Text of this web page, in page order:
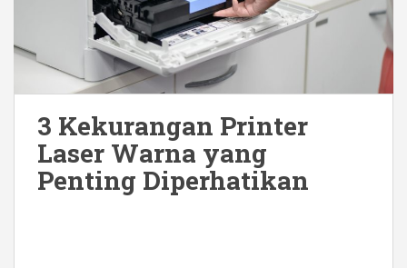
3 Kekurangan Printer
Laser Warna yang
Penting Diperhatikan